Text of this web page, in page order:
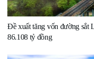
Đề xuất tăng vốn đường sắt
86.108 tỷ đồng